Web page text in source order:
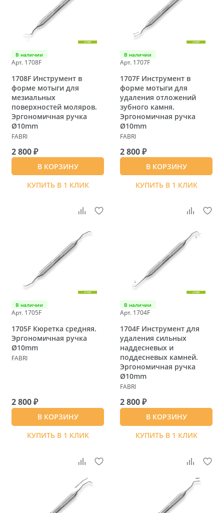
В наличии
Арт. 1708F
1708F Инструмент в
форме мотыги для
мезиальных
поверхностей моляров.
Эргономичная ручка
Ø10mm
FABRI
2 800 ₽
В КОРЗИНУ
КУПИТЬ В 1 КЛИК
В наличии
Арт. 1707F
1707F Инструмент в
форме мотыги для
удаления отложений
зубного камня.
Эргономичная ручка
Ø10mm
FABRI
2 800 ₽
В КОРЗИНУ
КУПИТЬ В 1 КЛИК
В наличии
Арт. 1705F
1705F Кюретка средняя.
Эргономичная ручка
Ø10mm
FABRI
2 800 ₽
В КОРЗИНУ
КУПИТЬ В 1 КЛИК
В наличии
Арт. 1704F
1704F Инструмент для
удаления сильных
наддесневых и
поддесневых камней.
Эргономичная ручка
Ø10mm
FABRI
2 800 ₽
В КОРЗИНУ
КУПИТЬ В 1 КЛИК